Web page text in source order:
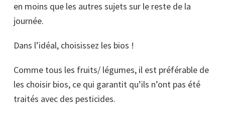
en moins que les autres sujets sur le reste de la
journée.
Dans l’idéal, choisissez les bios !
Comme tous les fruits/ légumes, il est préférable de
les choisir bios, ce qui garantit qu’ils n’ont pas été
traités avec des pesticides.